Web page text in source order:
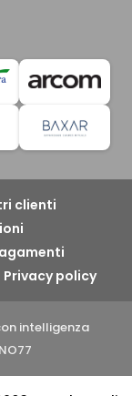
clienti
Privacy policy
intelligenza